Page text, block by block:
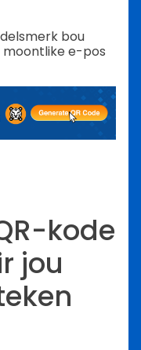
bou
e-pos
kode
jou